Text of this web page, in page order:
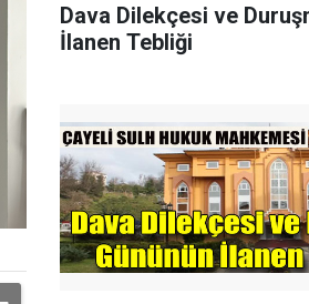
Dava Dilekçesi ve
İlanen Tebliği